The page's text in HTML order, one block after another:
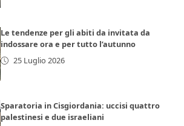
Le tendenze per gli abiti da invitata da
indossare ora e per tutto l’autunno
25 Luglio 2026
Sparatoria in Cisgiordania: uccisi quattro
palestinesi e due israeliani